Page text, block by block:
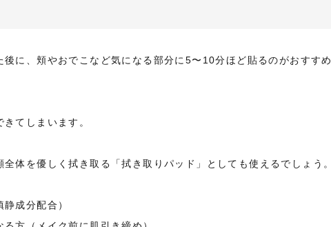
に、頬やおでこなど気になる部分に5〜10分ほど貼るのがおすすめ
てしまいます。
体を優しく拭き取る「拭き取りパッド」としても使えるでしょう。
成分配合）